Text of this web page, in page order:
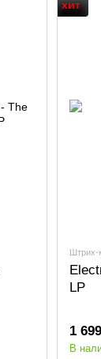
хит
LP
1
В